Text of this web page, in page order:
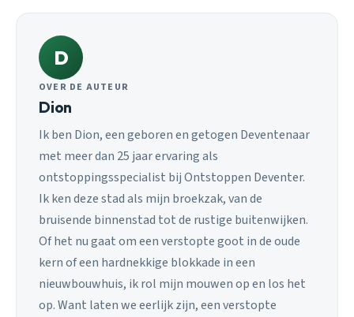
D
OVER DE AUTEUR
Dion
Ik ben Dion, een geboren en getogen Deventenaar
met meer dan 25 jaar ervaring als
ontstoppingsspecialist bij Ontstoppen Deventer.
Ik ken deze stad als mijn broekzak, van de
bruisende binnenstad tot de rustige buitenwijken.
Of het nu gaat om een verstopte goot in de oude
kern of een hardnekkige blokkade in een
nieuwbouwhuis, ik rol mijn mouwen op en los het
op. Want laten we eerlijk zijn, een verstopte